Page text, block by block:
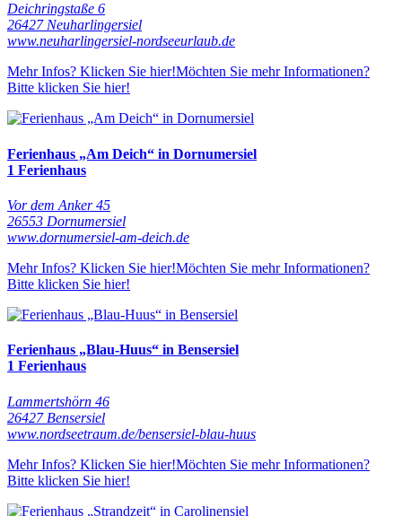
Deichringstaße 6
26427 Neuharlingersiel
www.neuharlingersiel-nordseeurlaub.de
Mehr Infos? Klicken Sie hier!Möchten Sie mehr Informationen?
Bitte klicken Sie hier!
Ferienhaus „Am Deich“ in Dornumersiel
1 Ferienhaus
Vor dem Anker 45
26553 Dornumersiel
www.dornumersiel-am-deich.de
Mehr Infos? Klicken Sie hier!Möchten Sie mehr Informationen?
Bitte klicken Sie hier!
Ferienhaus „Blau-Huus“ in Bensersiel
1 Ferienhaus
Lammertshörn 46
26427 Bensersiel
www.nordseetraum.de/bensersiel-blau-huus
Mehr Infos? Klicken Sie hier!Möchten Sie mehr Informationen?
Bitte klicken Sie hier!